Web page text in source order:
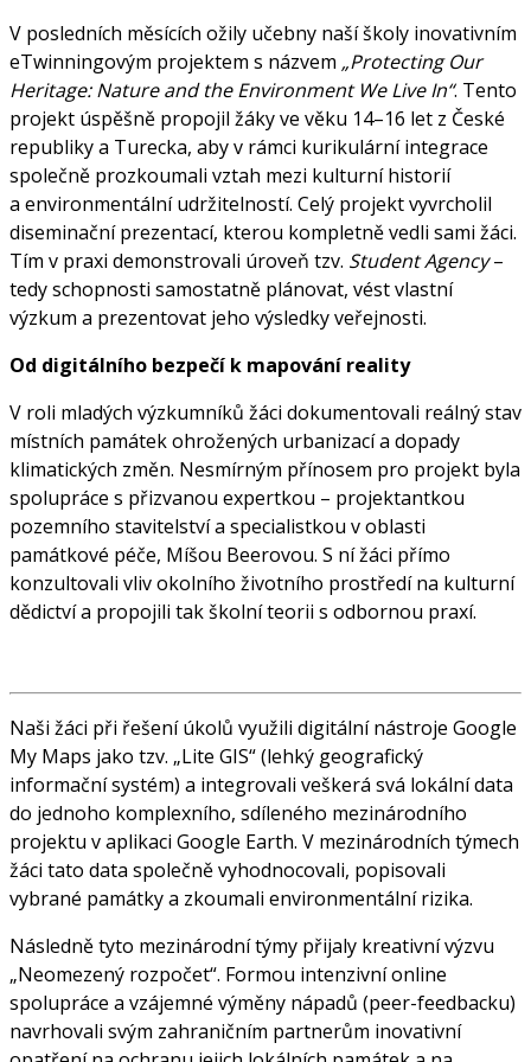
V posledních měsících ožily učebny naší školy inovativním
eTwinningovým projektem s názvem „Protecting Our
Heritage: Nature and the Environment We Live In“. Tento
projekt úspěšně propojil žáky ve věku 14–16 let z České
republiky a Turecka, aby v rámci kurikulární integrace
společně prozkoumali vztah mezi kulturní historií
a environmentální udržitelností. Celý projekt vyvrcholil
diseminační prezentací, kterou kompletně vedli sami žáci.
Tím v praxi demonstrovali úroveň tzv. Student Agency–
tedy schopnosti samostatně plánovat, vést vlastní
výzkum a prezentovat jeho výsledky veřejnosti.
Od digitálního bezpečí k mapování reality
V roli mladých výzkumníků žáci dokumentovali reálný stav
místních památek ohrožených urbanizací a dopady
klimatických změn. Nesmírným přínosem pro projekt byla
spolupráce s přizvanou expertkou – projektantkou
pozemního stavitelství a specialistkou v oblasti
památkové péče, Míšou Beerovou. S ní žáci přímo
konzultovali vliv okolního životního prostředí na kulturní
dědictví a propojili tak školní teorii s odbornou praxí.
Naši žáci při řešení úkolů využili digitální nástroje Google
My Maps jako tzv. „Lite GIS“ (lehký geografický
informační systém) a integrovali veškerá svá lokální data
do jednoho komplexního, sdíleného mezinárodního
projektu v aplikaci Google Earth. V mezinárodních týmech
žáci tato data společně vyhodnocovali, popisovali
vybrané památky a zkoumali environmentální rizika.
Následně tyto mezinárodní týmy přijaly kreativní výzvu
„Neomezený rozpočet“. Formou intenzivní online
spolupráce a vzájemné výměny nápadů (peer-feedbacku)
navrhovali svým zahraničním partnerům inovativní